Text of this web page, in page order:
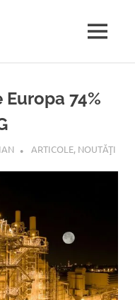
MENU
74%
ARTICOLE, NOUTĂŢI